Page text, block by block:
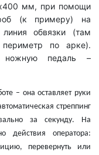
мм, при помощи
(к примеру) на
обвязки (там
периметр по арке).
ножную педаль –
– она оставляет руки
стреппинг
за секунду. На
действия оператора:
перевернуть или